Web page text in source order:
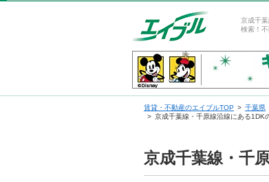
京成千
検索！
賃貸・不動産のエイブルTOP 千葉県
京成千葉線・千原線沿線にある1DK
京成千葉線・千